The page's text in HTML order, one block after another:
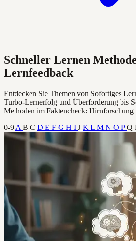
Schneller Lernen
Lernfeedback
Entdecken Sie Themen von Sofortiges
Turbo-Lernerfolg und Überforderung bis
Methoden im Faktencheck: Hirnforschung
0-9 A B C D E F G H I J K L M N O PQ